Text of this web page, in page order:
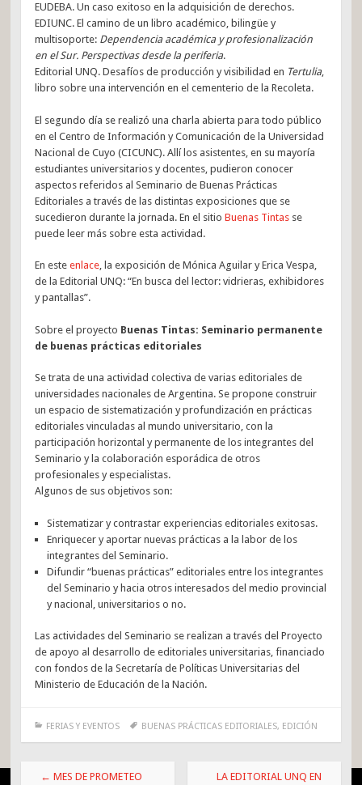
EUDEBA. Un caso exitoso en la adquisición de derechos.
EDIUNC. El camino de un libro académico, bilingüe y
multisoporte: Dependencia académica y profesionalización
en el Sur. Perspectivas desde la periferia.
Editorial UNQ. Desafíos de producción y visibilidad en Tertulia,
libro sobre una intervención en el cementerio de la Recoleta.
El segundo día se realizó una charla abierta para todo público
en el Centro de Información y Comunicación de la Universidad
Nacional de Cuyo (CICUNC). Allí los asistentes, en su mayoría
estudiantes universitarios y docentes, pudieron conocer
aspectos referidos al Seminario de Buenas Prácticas
Editoriales a través de las distintas exposiciones que se
sucedieron durante la jornada. En el sitioBuenas Tintas se
puede leer más sobre esta actividad.
En esteenlace, la exposición de Mónica Aguilar y Erica Vespa,
de la Editorial UNQ: “En busca del lector: vidrieras, exhibidores
y pantallas”.
Sobre el proyecto Buenas Tintas: Seminario permanente
de buenas prácticas editoriales
Se trata de una actividad colectiva de varias editoriales de
universidades nacionales de Argentina. Se propone construir
un espacio de sistematización y profundización en prácticas
editoriales vinculadas al mundo universitario, con la
participación horizontal y permanente de los integrantes del
Seminario y la colaboración esporádica de otros
profesionales y especialistas.
Algunos de sus objetivos son:
Sistematizar y contrastar experiencias editoriales exitosas.
Enriquecer y aportar nuevas prácticas a la labor de los
integrantes del Seminario.
Difundir “buenas prácticas” editoriales entre los integrantes
del Seminario y hacia otros interesados del medio provincial
y nacional, universitarios o no.
Las actividades del Seminario se realizan a través del Proyecto
de apoyo al desarrollo de editoriales universitarias, financiado
con fondos de la Secretaría de Políticas Universitarias del
Ministerio de Educación de la Nación.
FERIAS Y EVENTOS BUENAS PRÁCTICAS EDITORIALES, EDICIÓN
Post
← MES DE PROMETEO
LA EDITORIAL UNQ EN